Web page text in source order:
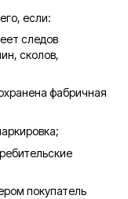
если:
следов
сколов,
фабричная
покупатель